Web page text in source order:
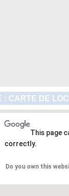
: CARTE DE
This page
correctly.
Do you own this